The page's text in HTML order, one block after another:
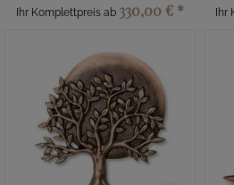
Ihr Komplettpreis ab 330,00 € *